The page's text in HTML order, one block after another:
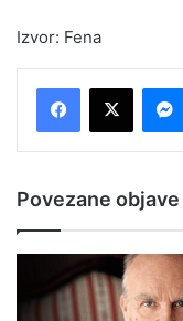
Izvor: Fena
Povezane objave